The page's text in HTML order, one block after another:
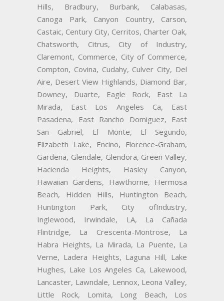
Hills, Bradbury, Burbank, Calabasas,
Canoga Park, Canyon Country, Carson,
Castaic, Century City, Cerritos, Charter Oak,
Chatsworth, Citrus, City of Industry,
Claremont, Commerce, City of Commerce,
Compton, Covina, Cudahy, Culver City, Del
Aire, Desert View Highlands, Diamond Bar,
Downey, Duarte, Eagle Rock, East La
Mirada, East Los Angeles Ca, East
Pasadena, East Rancho Domiguez, East
San Gabriel, El Monte, El Segundo,
Elizabeth Lake, Encino, Florence-Graham,
Gardena, Glendale, Glendora, Green Valley,
Hacienda Heights, Hasley Canyon,
Hawaiian Gardens, Hawthorne, Hermosa
Beach, Hidden Hills, Huntington Beach,
Huntington Park, City ofIndustry,
Inglewood, Irwindale, LA, La Cañada
Flintridge, La Crescenta-Montrose, La
Habra Heights, La Mirada, La Puente, La
Verne, Ladera Heights, Laguna Hill, Lake
Hughes, Lake Los Angeles Ca, Lakewood,
Lancaster, Lawndale, Lennox, Leona Valley,
Little Rock, Lomita, Long Beach, Los